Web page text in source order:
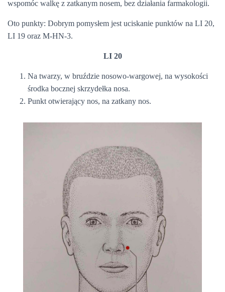
wspomóc walkę z zatkanym nosem, bez działania farmakologii.
Oto punkty: Dobrym pomysłem jest uciskanie punktów na LI 20,
LI 19 oraz M-HN-3.
LI 20
Na twarzy, w bruździe nosowo-wargowej, na wysokości
środka bocznej skrzydełka nosa.
Punkt otwierający nos, na zatkany nos.